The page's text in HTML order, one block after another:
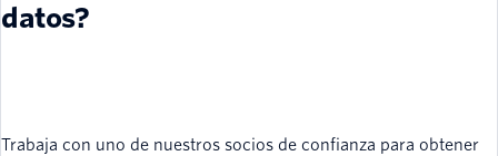
datos?
Trabaja con uno de nuestros socios de confianza para obtener